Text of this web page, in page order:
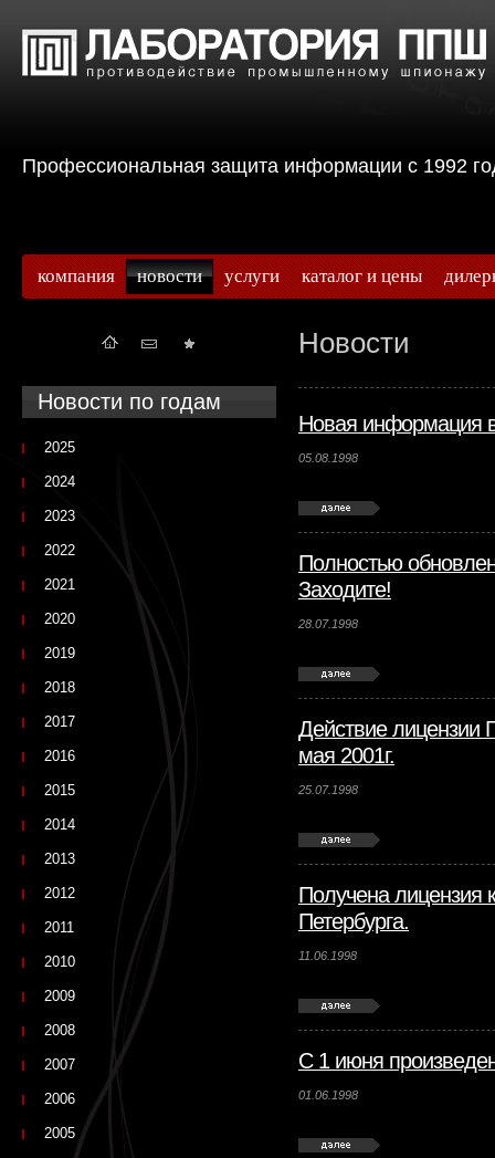
Профессиональная защита информации с
компания новости услуги каталог и цены
Новости
Новая информация
05.08.1998
Полностью
Заходите!
28.07.1998
Действие лицензии
мая 2001г.
25.07.1998
Получена лицензия
Петербурга.
11.06.1998
С 1 июня
01.06.1998
Новости по годам
2025
2024
2023
2022
2021
2020
2019
2018
2017
2016
2015
2014
2013
2012
2011
2010
2009
2008
2007
2006
2005